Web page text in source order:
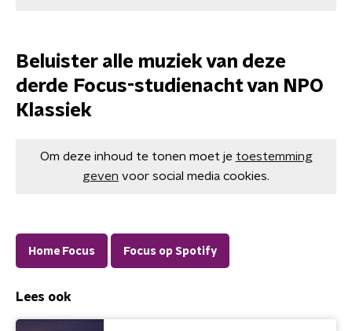
Beluister alle muziek van deze
derde Focus-studienacht van NPO
Klassiek
Om deze inhoud te tonen moet je toestemming
geven voor social media cookies.
Home Focus Focus op Spotify
Lees ook